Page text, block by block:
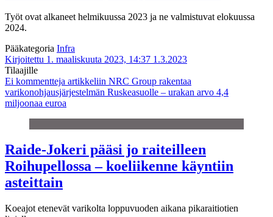
Työt ovat alkaneet helmikuussa 2023 ja ne valmistuvat elokuussa
2024.
Pääkategoria Infra
Kirjoitettu 1. maaliskuuta 2023, 14:37 1.3.2023
Tilaajille
Ei kommentteja artikkeliin NRC Group rakentaa
varikonohjausjärjestelmän Ruskeasuolle – urakan arvo 4,4
miljoonaa euroa
Raide-Jokeri pääsi jo raiteilleen
Roihupellossa – koeliikenne käyntiin
asteittain
Koeajot etenevät varikolta loppuvuoden aikana pikaraitiotien